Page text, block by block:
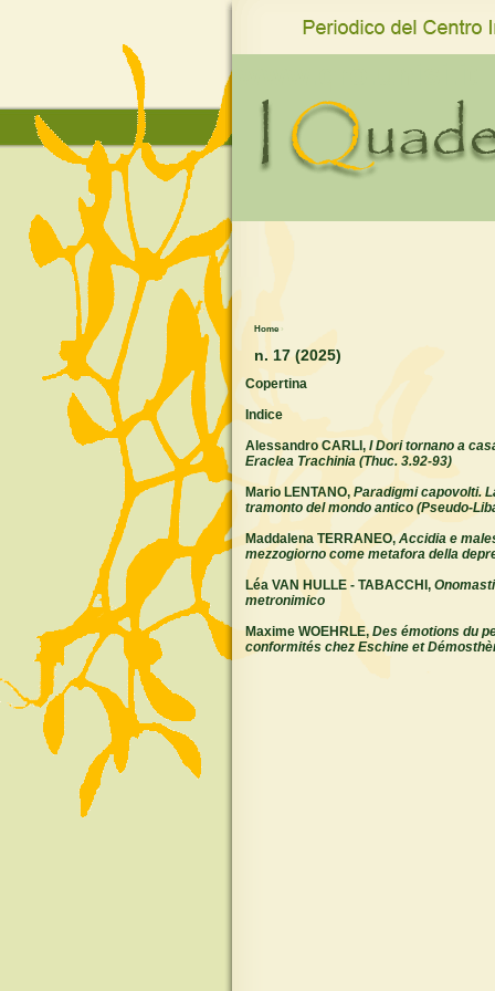
Home ›
n. 17 (2025)
Copertina
Indice
Alessandro CARLI, I Dori tornano a
Eraclea Trachinia (Thuc. 3.92-93)
Mario LENTANO, Paradigmi capovolti.
tramonto del mondo antico (Pseudo-
Maddalena TERRANEO, Accidia e
mezzogiorno come metafora della
Léa VAN HULLE - TABACCHI,
metronimico
Maxime WOEHRLE, Des émotions du
conformités chez Eschine et